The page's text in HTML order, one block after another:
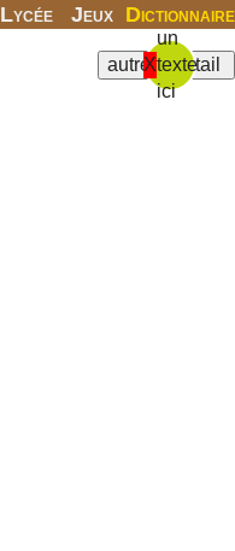
Lycée Jeux Dictionnaire
X
un
texte
ici